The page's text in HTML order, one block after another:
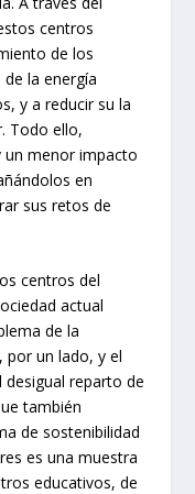
centros
de los
la energía
y a reducir su la
Todo ello,
menor impacto
en
sus retos de
centros del
actual
de la
por un lado, y el
reparto de
también
de sostenibilidad
es una muestra
educativos, de